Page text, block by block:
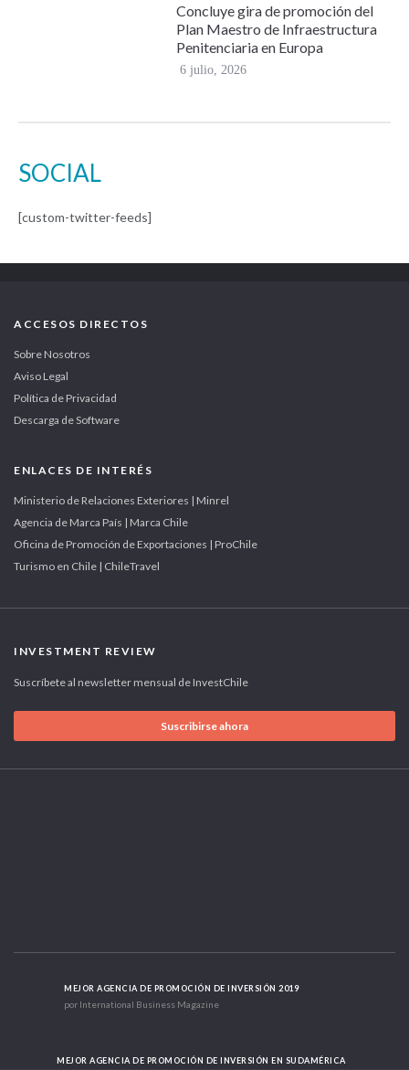
Concluye gira de promoción del
Plan Maestro de Infraestructura
Penitenciaria en Europa
6 julio, 2026
SOCIAL
[custom-twitter-feeds]
ACCESOS DIRECTOS
Sobre Nosotros
Aviso Legal
Política de Privacidad
Descarga de Software
ENLACES DE INTERÉS
Ministerio de Relaciones Exteriores | Minrel
Agencia de Marca País | Marca Chile
Oficina de Promoción de Exportaciones | ProChile
Turismo en Chile | ChileTravel
INVESTMENT REVIEW
Suscríbete al newsletter mensual de InvestChile
Suscribirse ahora
MEJOR AGENCIA DE PROMOCIÓN DE INVERSIÓN 2019
por International Business Magazine
MEJOR AGENCIA DE PROMOCIÓN DE INVERSIÓN EN SUDAMÉRICA